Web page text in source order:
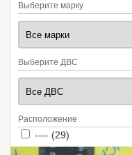
Выберите марку
Выберите ДВС
Расположение
Apply ---- filter
---- (29)